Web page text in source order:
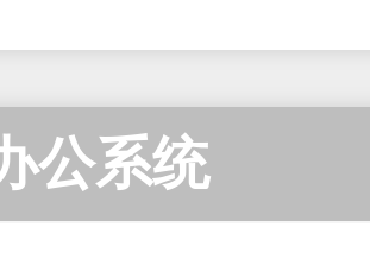
公系统